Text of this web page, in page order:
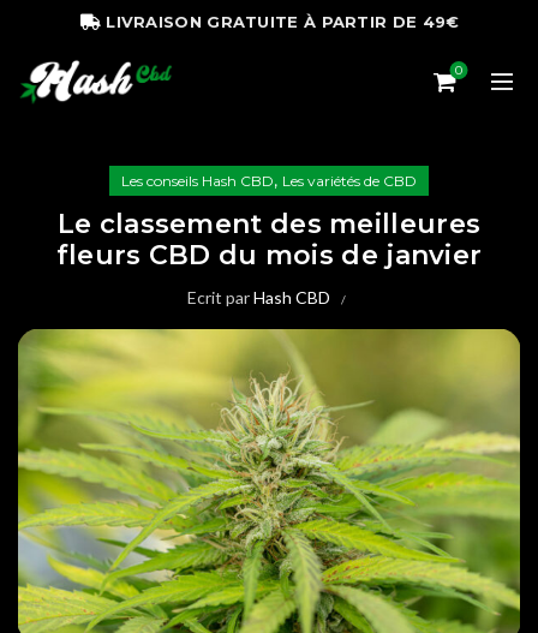
LIVRAISON GRATUITE À PARTIR DE 49€
0
Les conseils Hash CBD, Les variétés de CBD
Le classement des meilleures
fleurs CBD du mois de janvier
Ecrit parHash CBD